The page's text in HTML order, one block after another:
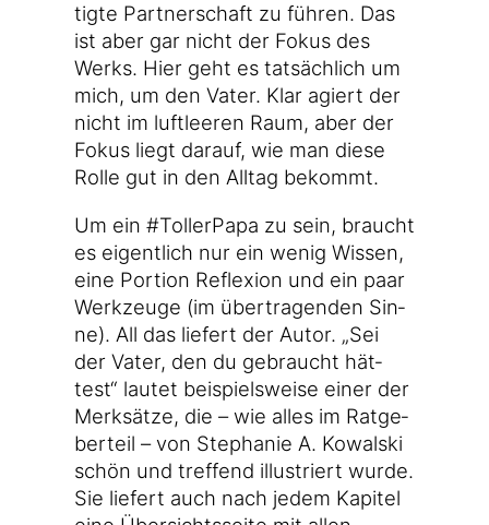
tig­te Part­ner­schaft zu füh­ren. Das
ist aber gar nicht der Fokus des
Werks. Hier geht es tat­säch­lich um
mich, um den Vater. Klar agiert der
nicht im luft­lee­ren Raum, aber der
Fokus liegt dar­auf, wie man die­se
Rol­le gut in den All­tag bekommt.
Um ein #Tol­ler­Pa­pa zu sein, braucht
es eigent­lich nur ein wenig Wis­sen,
eine Por­ti­on Refle­xi­on und ein paar
Werk­zeu­ge (im über­tra­gen­den Sin­
ne). All das lie­fert der Autor. „Sei
der Vater, den du gebraucht hät­
test“ lau­tet bei­spiels­wei­se einer der
Merk­sät­ze, die – wie alles im Rat­ge­
ber­teil – von Ste­pha­nie A. Kowal­ski
schön und tref­fend illus­triert wur­de.
Sie lie­fert auch nach jedem Kapi­tel